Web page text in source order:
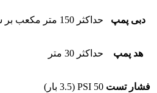
دبی پمپ حداکثر 150 متر مکعب بر ساعت
هد پمپ حداکثر 30 متر
فشار تست 50 PSI (3.5 بار)